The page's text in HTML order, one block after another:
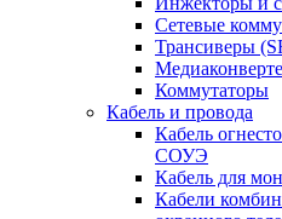
Сетевые
Трансиверы
Коммутаторы
Кабель и провода
Кабель
СОУЭ
Кабель для
Кабели